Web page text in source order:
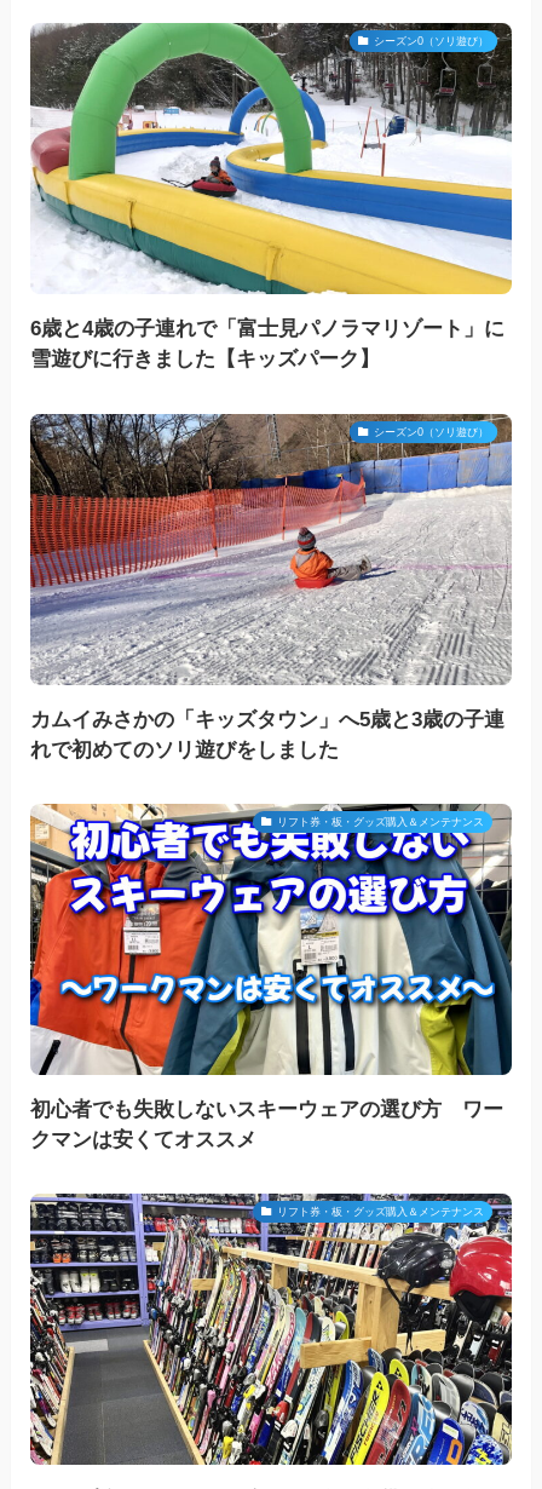
シーズン0（ソリ遊び）
6歳と4歳の子連れで「富士見パノラマリゾート」に
雪遊びに行きました【キッズパーク】
シーズン0（ソリ遊び）
カムイみさかの「キッズタウン」へ5歳と3歳の子連
れで初めてのソリ遊びをしました
リフト券・板・グッズ購入＆メンテナンス
初心者でも失敗しないスキーウェアの選び方 ワー
クマンは安くてオススメ
リフト券・板・グッズ購入＆メンテナンス